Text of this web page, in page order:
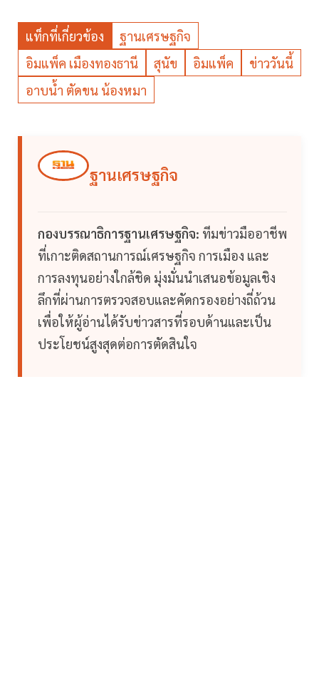
แท็กที่เกี่ยวข้อง
ฐานเศรษฐกิจ
อิมแพ็ค เมืองทองธานี
สุนัข อิมแพ็ค
ข่าววันนี้
อาบน้ำ ตัดขน น้องหมา
ฐานเศรษฐกิจ
กองบรรณาธิการฐานเศรษฐกิจ: ทีมข่าวมืออาชีพ
ที่เกาะติดสถานการณ์เศรษฐกิจ การเมือง และ
การลงทุนอย่างใกล้ชิด มุ่งมั่นนำเสนอข้อมูลเชิง
ลึกที่ผ่านการตรวจสอบและคัดกรองอย่างถี่ถ้วน
เพื่อให้ผู้อ่านได้รับข่าวสารที่รอบด้านและเป็น
ประโยชน์สูงสุดต่อการตัดสินใจ